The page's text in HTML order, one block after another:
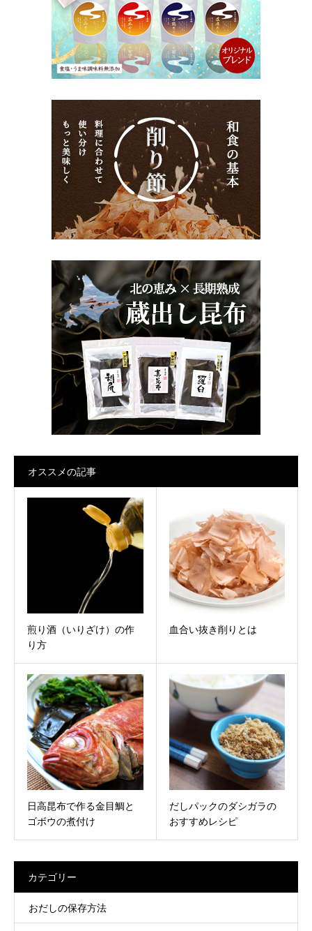
オススメの記事
煎り酒（いりざけ）の作
り方
血合い抜き削りとは
日高昆布で作る金目鯛と
ゴボウの煮付け
だしパックのダシガラの
おすすめレシピ
カテゴリー
おだしの保存方法